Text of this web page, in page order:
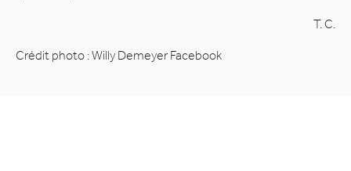
T. C.
Crédit photo : Willy Demeyer Facebook